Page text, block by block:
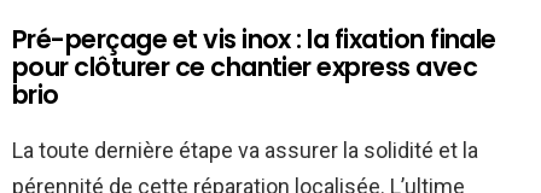
Pré-perçage et vis inox : la fixation finale
pour clôturer ce chantier express avec
brio
La toute dernière étape va assurer la solidité et la
pérennité de cette réparation localisée. L’ultime